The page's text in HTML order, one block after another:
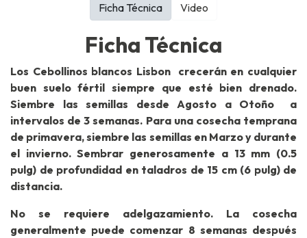
Ficha Técnica
Los Cebollinos blancos Lisbon crecerán en cualquier
buen suelo fértil siempre que esté bien drenado.
Siembre las semillas desde Agosto a Otoño a
intervalos de 3 semanas. Para una cosecha temprana
de primavera, siembre las semillas en Marzo y durante
el invierno. Sembrar generosamente a 13 mm (0.5
pulg) de profundidad en taladros de 15 cm (6 pulg) de
distancia.
No se requiere adelgazamiento. La cosecha
generalmente puede comenzar 8 semanas después
Ficha Técnica Video